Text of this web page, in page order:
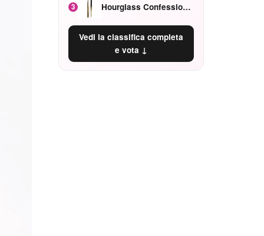
3 Hourglass Confession Ricaricabile Ultra Preciso Ad Alta Intensità Secretly Classic Red
Vedi la classifica completa
e vota ↓